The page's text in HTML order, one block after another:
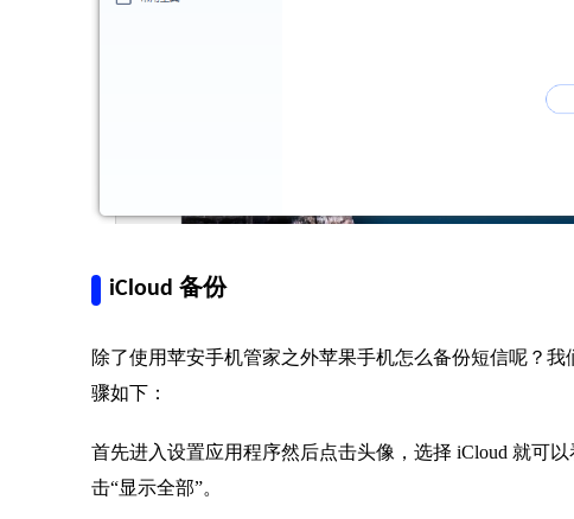
iCloud 备份
除了使用苹安手机管家之外苹果手机怎么备份短信呢？我
骤如下：
首先进入设置应用程序然后点击头像，选择 iCloud 就可
击“显示全部”。